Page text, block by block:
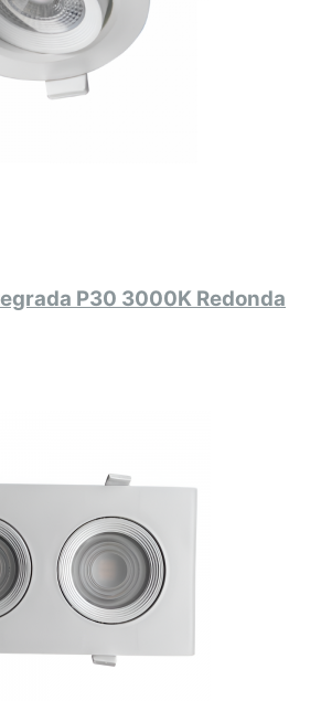
P30 3000K Redonda